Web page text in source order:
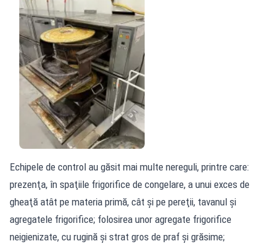
Echipele de control au găsit mai multe nereguli, printre care:
prezenţa, în spaţiile frigorifice de congelare, a unui exces de
gheaţă atât pe materia primă, cât şi pe pereţii, tavanul şi
agregatele frigorifice; folosirea unor agregate frigorifice
neigienizate, cu rugină şi strat gros de praf şi grăsime;